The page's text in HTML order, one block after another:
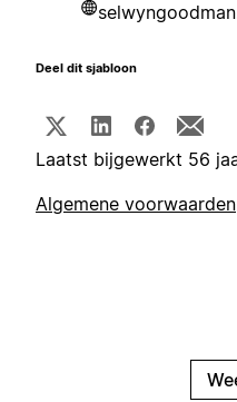
Deel dit sjabloon
Laatst bijgewerkt 56
Algemene voorwaarden